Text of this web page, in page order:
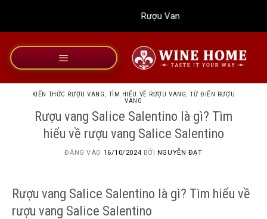
dung
Rượu Vang Wine Home
KIẾN THỨC RƯỢU VANG, TÌM HIỂU VỀ RƯỢU VANG,TỪ ĐIỂN RƯỢU
VANG
Rượu vang Salice Salentino là gì? Tìm
hiểu về rượu vang Salice Salentino
ĐĂNG VÀO 16/10/2024 BỞI NGUYỄN ĐẠT
Rượu vang Salice Salentino là gì? Tìm hiểu về
rượu vang Salice Salentino